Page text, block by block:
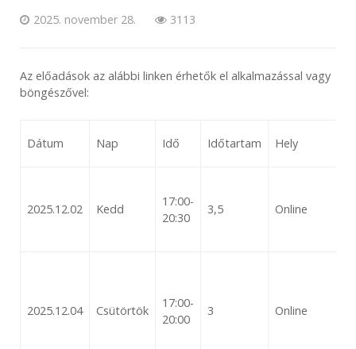
2025. november 28. 3113
Az előadások az alábbi linken érhetők el alkalmazással vagy
böngészővel:
Dátum Nap Idő Időtartam Hely
2025.12.02 Kedd
17:00-
20:30
3,5 Online
2025.12.04 Csütörtök
17:00-
20:00
3 Online